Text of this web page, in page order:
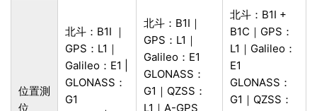
位置測
位
北斗：B1I ｜
GPS：L1｜
Galileo：E1 |
GLONASS：
G1
北斗：B1I｜
GPS：L1｜
Galileo：E1
GLONASS：
G1｜QZSS：
L1｜A-GPS
北斗：B1I +
B1C｜GPS：
L1｜Galileo：
E1
GLONASS：
G1｜QZSS：